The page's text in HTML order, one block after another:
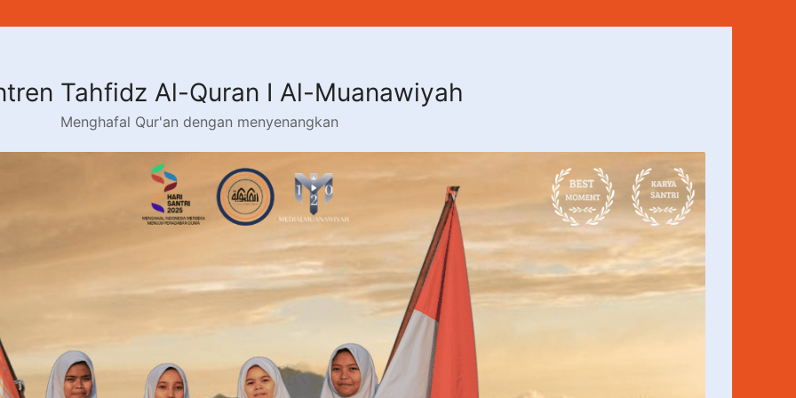
Tahfidz Al-Quran I Al-Muanawiyah
Menghafal Qur'an dengan menyenangkan